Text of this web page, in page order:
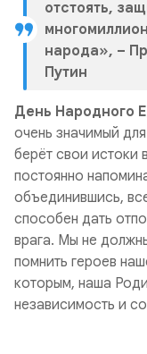
отстоять,
народа», –
Путин
День Народного
очень значимый
берёт свои истоки
постоянно
объединившись,
способен дать
врага. Мы не
помнить героев
которым, наша
независимость и